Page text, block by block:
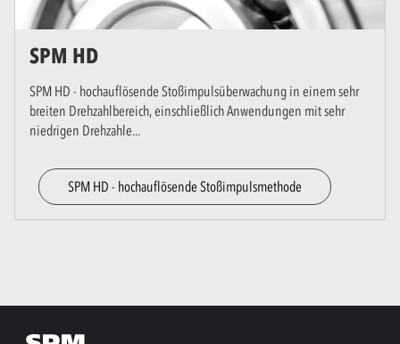
SPM HD
SPM HD - hochauflösende Stoßimpulsüberwachung in einem sehr
breiten Drehzahlbereich, einschließlich Anwendungen mit sehr
niedrigen Drehzahle...
SPM HD - hochauflösende Stoßimpulsmethode